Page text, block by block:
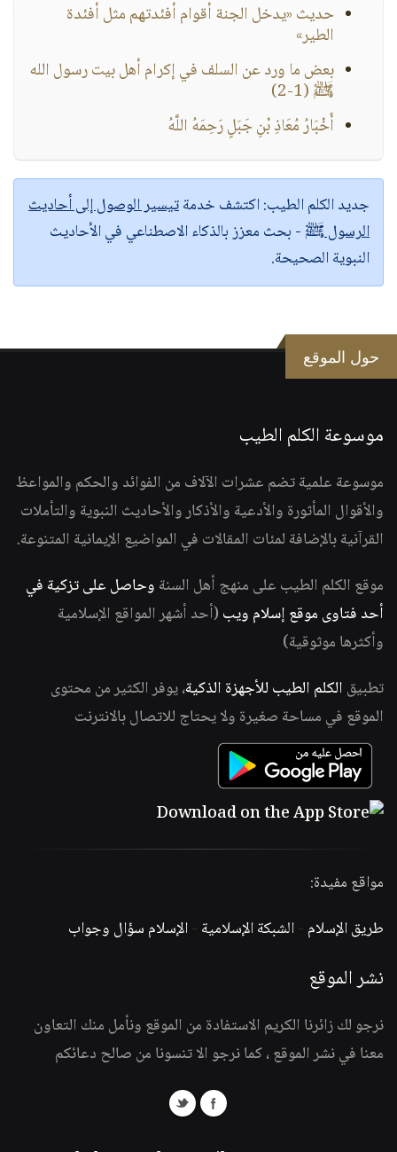
حديث «يدخل الجنة أقوام أفئدتهم مثل أفئدة
الطير»
بعض ما ورد عن السلف في إكرام أهل بيت رسول الله
ﷺ (1-2)
أَخْبَارُ مُعَاذِ بْنِ جَبَلٍ رَحِمَهُ اللَّهُ
جديد الكلم الطيب:اكتشف خدمةتيسير الوصول إلى أحاديث
الرسول ﷺ - بحث معزز بالذكاء الاصطناعي في الأحاديث
النبوية الصحيحة.
حول الموقع
موسوعة الكلم الطيب
موسوعة علمية تضم عشرات الآلاف من الفوائد والحكم والمواعظ
والأقوال المأثورة والأدعية والأذكار والأحاديث النبوية والتأملات
القرآنية بالإضافة لمئات المقالات في المواضيع الإيمانية المتنوعة.
موقع الكلم الطيب على منهج أهل السنة وحاصل على تزكية في
أحد فتاوى موقع إسلام ويب (أحد أشهر المواقع الإسلامية
وأكثرها موثوقية)
تطبيق الكلم الطيب للأجهزة الذكية، يوفر الكثير من محتوى
الموقع في مساحة صغيرة ولا يحتاج للاتصال بالانترنت
مواقع مفيدة:
طريق الإسلام -الشبكة الإسلامية -الإسلام سؤال وجواب
نشر الموقع
نرجو لك زائرنا الكريم الاستفادة من الموقع ونأمل منك التعاون
معنا في نشر الموقع ، كما نرجو الا تنسونا من صالح دعائكم